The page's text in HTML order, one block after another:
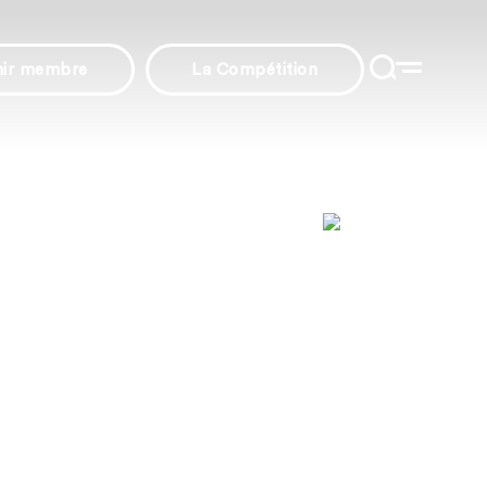
membre La Compétition